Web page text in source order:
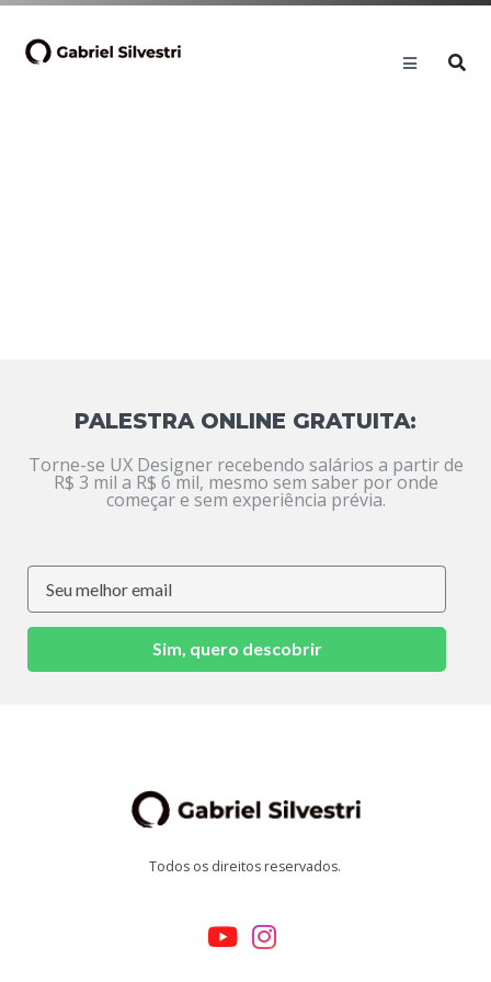
PALESTRA ONLINE GRATUITA:
Torne-se UX Designer recebendo salários a partir de
R$ 3 mil a R$ 6 mil, mesmo sem saber por onde
começar e sem experiência prévia.
Sim, quero descobrir
Todos os direitos reservados.